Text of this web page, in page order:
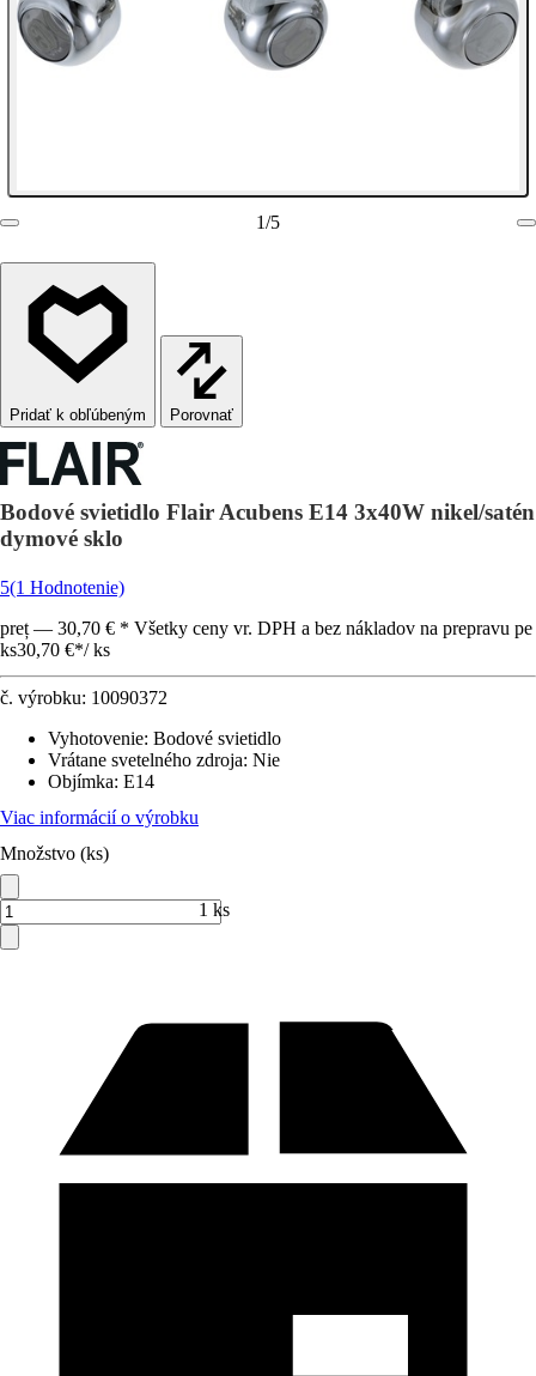
1/5
Porovnať
Bodové svietidlo Flair Acubens E14 3x40W nikel/satén
dymové sklo
5(1 Hodnotenie)
preț — 30,70 € * Všetky ceny vr. DPH a bez nákladov na prepravu pe
ks30,70 €*/ ks
č. výrobku: 10090372
Vyhotovenie: Bodové svietidlo
Vrátane svetelného zdroja: Nie
Objímka: E14
Viac informácií o výrobku
Množstvo (ks)
1 ks